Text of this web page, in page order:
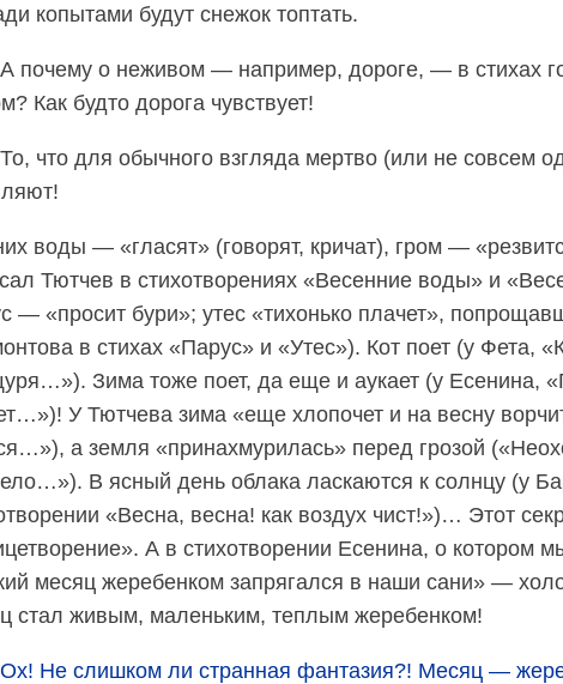
копытами будут снежок топтать.
почему о неживом — например, дороге, — в стихах
Как будто дорога чувствует!
что для обычного взгляда мертво (или не совсем
воды — «гласят» (говорят, кричат), гром —
Тютчев в стихотворениях «Весенние воды» и
— «просит бури»; утес «тихонько плачет»,
в стихах «Парус» и «Утес»). Кот поет (у Фета,
Зима тоже поет, да еще и аукает (у Есенина,
У Тютчева зима «еще хлопочет и на весну
а земля «принахмурилась» перед грозой
В ясный день облака ласкаются к солнцу (у
«Весна, весна! как воздух чист!»)… Этот
А в стихотворении Есенина, о котором
месяц жеребенком запрягался в наши сани» —
стал живым, маленьким, теплым жеребенком!
Не слишком ли странная фантазия?! Месяц —